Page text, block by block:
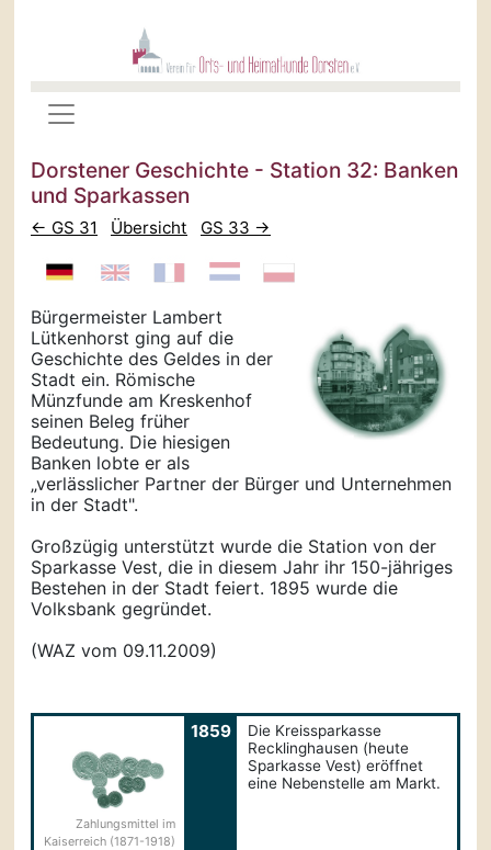
Dorstener Geschichte - Station 32: Banken
und Sparkassen
← GS 31 Übersicht GS 33 →
Bürgermeister Lambert
Lütkenhorst ging auf die
Geschichte des Geldes in der
Stadt ein. Römische
Münzfunde am Kreskenhof
seinen Beleg früher
Bedeutung. Die hiesigen
Banken lobte er als
„verlässlicher Partner der Bürger und Unternehmen
in der Stadt".
Großzügig unterstützt wurde die Station von der
Sparkasse Vest, die in diesem Jahr ihr 150-jähriges
Bestehen in der Stadt feiert. 1895 wurde die
Volksbank gegründet.
(WAZ vom 09.11.2009)
Zahlungsmittel im
Kaiserreich (1871-1918)
1859
Die Kreissparkasse
Recklinghausen (heute
Sparkasse Vest) eröffnet
eine Nebenstelle am Markt.